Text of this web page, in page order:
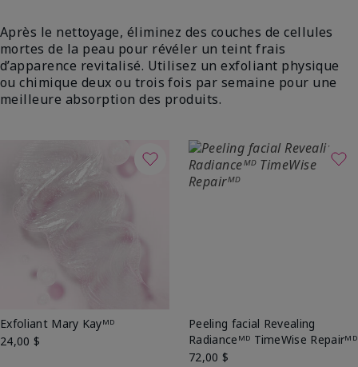
Après le nettoyage, éliminez des couches de cellules
mortes de la peau pour révéler un teint frais
d’apparence revitalisé. Utilisez un exfoliant physique
ou chimique deux ou trois fois par semaine pour une
meilleure absorption des produits.
Exfoliant Mary Kayᴹᴰ
24,00 $
Peeling facial Revealing
Radianceᴹᴰ TimeWise Repairᴹᴰ
72,00 $